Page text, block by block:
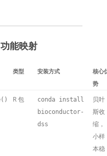
能映射
类型 安装方式
核心
势
R 包
conda install
bioconductor-
dss
贝叶
斯收
缩，
小样
本稳